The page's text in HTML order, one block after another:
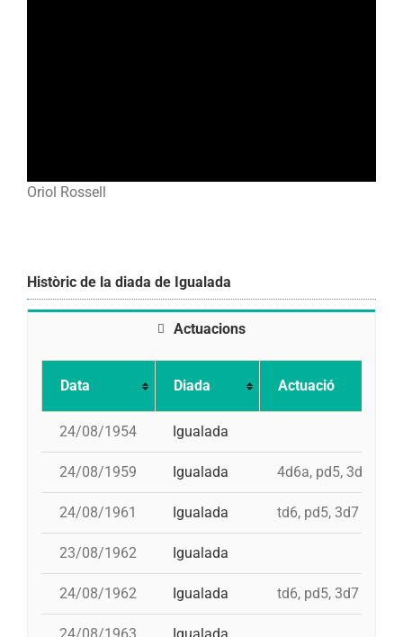
Oriol Rossell
Històric de la diada de Igualada
Actuacions
Data Diada Actuació
24/08/1954 Igualada
24/08/1959 Igualada 4d6a, pd5, 3d7
24/08/1961 Igualada td6, pd5, 3d7
23/08/1962 Igualada
24/08/1962 Igualada td6, pd5, 3d7
24/08/1963 Igualada